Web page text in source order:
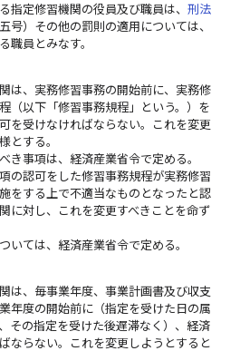
指定修習機関の役員及び職員は、刑法
号）その他の罰則の適用については、
職員とみなす。
は、実務修習事務の開始前に、実務修
（以下「修習事務規程」という。）を
を受けなければならない。これを変更
とする。
き事項は、経済産業省令で定める。
の認可をした修習事務規程が実務修習
をする上で不適当なものとなったと認
に対し、これを変更すべきことを命ず
いては、経済産業省令で定める。
は、毎事業年度、事業計画書及び収支
年度の開始前に（指定を受けた日の属
その指定を受けた後遅滞なく）、経済
ならない。これを変更しようとすると